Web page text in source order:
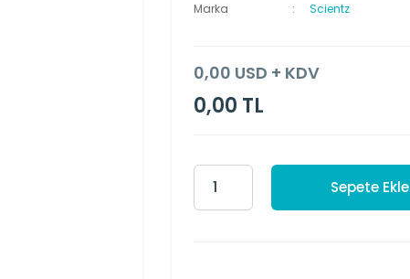
Marka
Scientz
0,00 USD + KDV
0,00 TL
Sepete Ekle